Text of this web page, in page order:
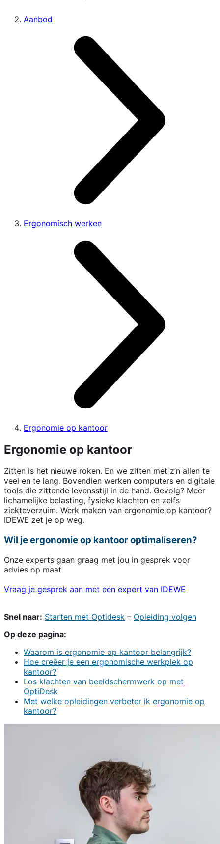
Aanbod
Ergonomisch werken
Ergonomie op kantoor
Ergonomie op kantoor
Zitten is het nieuwe roken. En we zitten met z’n allen te
veel en te lang. Bovendien werken computers en digitale
tools die zittende levensstijl in de hand. Gevolg? Meer
lichamelijke belasting, fysieke klachten en zelfs
ziekteverzuim. Werk maken van ergonomie op kantoor?
IDEWE zet je op weg.
Wil je ergonomie op kantoor optimaliseren?
Onze experts gaan graag met jou in gesprek voor
advies op maat.
Vraag je gesprek aan met een expert van IDEWE
Snel naar: Starten met Optidesk – Opleiding volgen
Op deze pagina:
Waarom is ergonomie op kantoor belangrijk?
Hoe creëer je een ergonomische werkplek op
kantoor?
Los klachten van beeldschermwerk op met
OptiDesk
Met welke opleidingen verbeter ik ergonomie op
kantoor?